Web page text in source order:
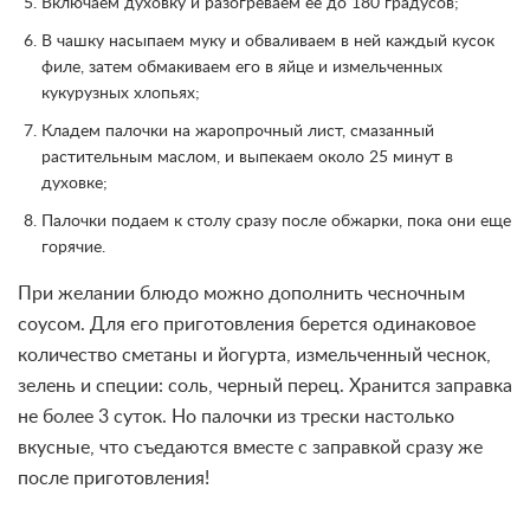
Включаем духовку и разогреваем ее до 180 градусов;
В чашку насыпаем муку и обваливаем в ней каждый кусок
филе, затем обмакиваем его в яйце и измельченных
кукурузных хлопьях;
Кладем палочки на жаропрочный лист, смазанный
растительным маслом, и выпекаем около 25 минут в
духовке;
Палочки подаем к столу сразу после обжарки, пока они еще
горячие.
При желании блюдо можно дополнить чесночным
соусом. Для его приготовления берется одинаковое
количество сметаны и йогурта, измельченный чеснок,
зелень и специи: соль, черный перец. Хранится заправка
не более 3 суток. Но палочки из трески настолько
вкусные, что съедаются вместе с заправкой сразу же
после приготовления!